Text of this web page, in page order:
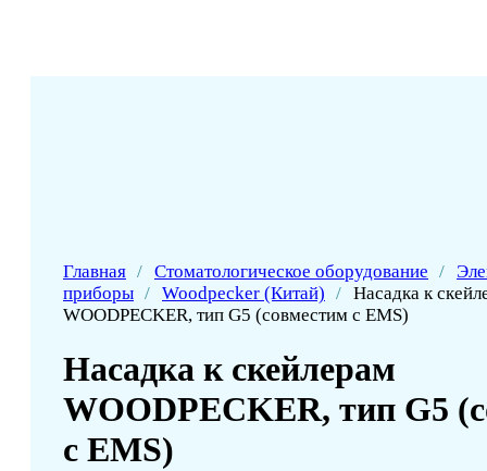
Главная / Стоматологическое оборудование /
приборы / Woodpecker (Китай) / Насадка к
WOODPECKER, тип G5 (совместим с EMS)
Насадка к скейлерам
WOODPECKER, тип G5
с EMS)